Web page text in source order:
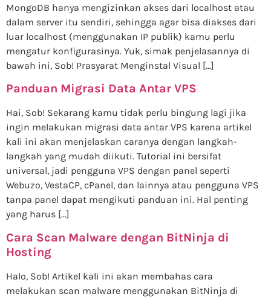
MongoDB hanya mengizinkan akses dari localhost atau
dalam server itu sendiri, sehingga agar bisa diakses dari
luar localhost (menggunakan IP publik) kamu perlu
mengatur konfigurasinya. Yuk, simak penjelasannya di
bawah ini, Sob! Prasyarat Menginstal Visual […]
Panduan Migrasi Data Antar VPS
Hai, Sob! Sekarang kamu tidak perlu bingung lagi jika
ingin melakukan migrasi data antar VPS karena artikel
kali ini akan menjelaskan caranya dengan langkah-
langkah yang mudah diikuti. Tutorial ini bersifat
universal, jadi pengguna VPS dengan panel seperti
Webuzo, VestaCP, cPanel, dan lainnya atau pengguna VPS
tanpa panel dapat mengikuti panduan ini. Hal penting
yang harus […]
Cara Scan Malware dengan BitNinja di
Hosting
Halo, Sob! Artikel kali ini akan membahas cara
melakukan scan malware menggunakan BitNinja di